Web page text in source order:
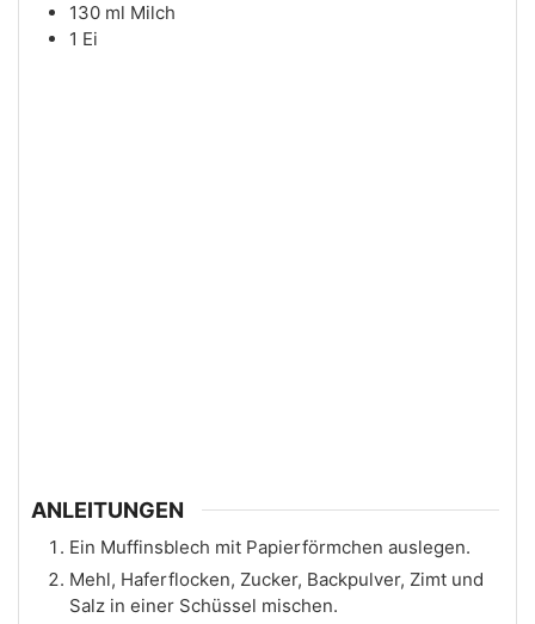
130 ml Milch
1 Ei
ANLEITUNGEN
Ein Muffinsblech mit Papierförmchen auslegen.
Mehl, Haferflocken, Zucker, Backpulver, Zimt und
Salz in einer Schüssel mischen.